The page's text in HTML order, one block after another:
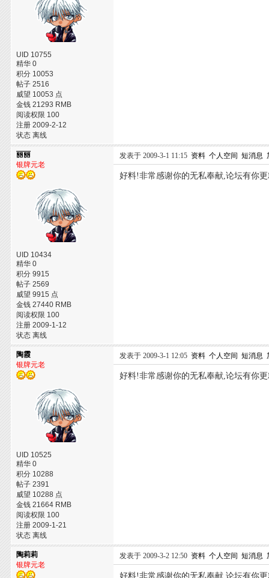
UID 10755
精华 0
积分 10053
帖子 2516
威望 10053 点
金钱 21293 RMB
阅读权限 100
注册 2009-2-12
状态 离线
丽丽
银牌元老
UID 10434
精华 0
积分 9915
帖子 2569
威望 9915 点
金钱 27440 RMB
阅读权限 100
注册 2009-1-12
状态 离线
发表于 2009-3-1 11:15 资料 个人空间 短消息
好料!非常感谢你的无私奉献,论坛有你
陶霞
银牌元老
UID 10525
精华 0
积分 10288
帖子 2391
威望 10288 点
金钱 21664 RMB
阅读权限 100
注册 2009-1-21
状态 离线
发表于 2009-3-1 12:05 资料 个人空间 短消息
好料!非常感谢你的无私奉献,论坛有你
陶莉莉
银牌元老
发表于 2009-3-2 12:50 资料 个人空间 短消息
好料!非常感谢你的无私奉献,论坛有你